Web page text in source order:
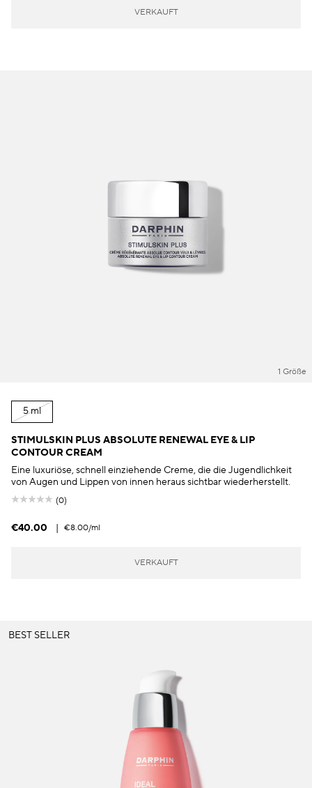
VERKAUFT
1 Größe
5 ml
STIMULSKIN PLUS ABSOLUTE RENEWAL EYE & LIP
CONTOUR CREAM
Eine luxuriöse, schnell einziehende Creme, die die Jugendlichkeit
von Augen und Lippen von innen heraus sichtbar wiederherstellt.
(0)
€40.00 | €8.00/ml
VERKAUFT
BEST SELLER